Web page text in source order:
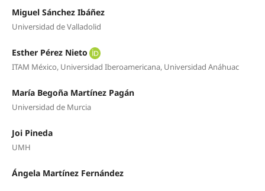
Miguel Sánchez Ibáñez
Universidad de Valladolid
Esther Pérez Nieto
ITAM México, Universidad Iberoamericana, Universidad Anáhuac
María Begoña Martínez Pagán
Universidad de Murcia
Joi Pineda
UMH
Ángela Martínez Fernández